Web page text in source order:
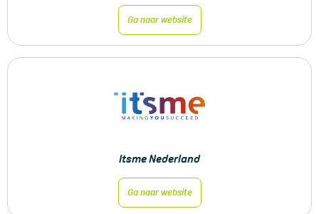
Ga naar website
Itsme Nederland
Ga naar website